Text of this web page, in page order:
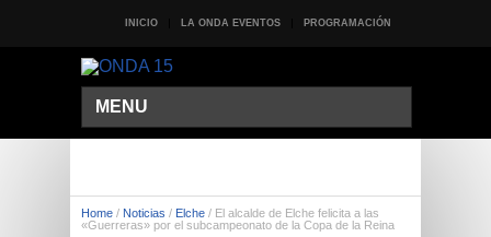
INICIO LA ONDA EVENTOS PROGRAMACIÓN
MENU
Home / Noticias / Elche / El alcalde de Elche felicita a las
«Guerreras» por el subcampeonato de la Copa de la Reina